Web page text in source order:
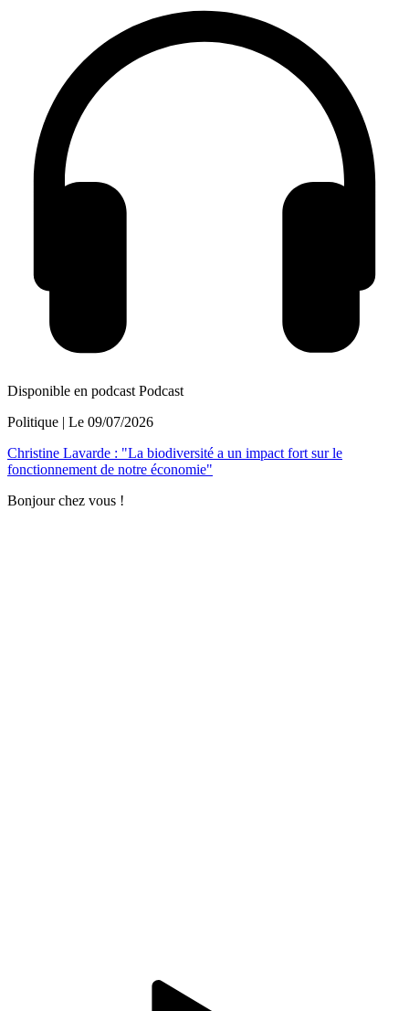
Disponible en podcast Podcast
Politique | Le 09/07/2026
Christine Lavarde : "La biodiversité a un impact fort sur le
fonctionnement de notre économie"
Bonjour chez vous !